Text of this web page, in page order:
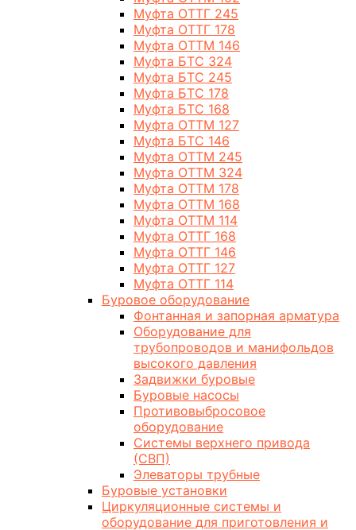
Муфта ОТТГ 245
Муфта ОТТГ 178
Муфта ОТТМ 146
Муфта БТС 324
Муфта БТС 245
Муфта БТС 178
Муфта БТС 168
Муфта ОТТМ 127
Муфта БТС 146
Муфта ОТТМ 245
Муфта ОТТМ 324
Муфта ОТТМ 178
Муфта ОТТМ 168
Муфта ОТТМ 114
Муфта ОТТГ 168
Муфта ОТТГ 146
Муфта ОТТГ 127
Муфта ОТТГ 114
Буровое оборудование
Фонтанная и запорная арматура
Оборудование для
трубопроводов и манифольдов
высокого давления
Задвижки буровые
Буровые насосы
Противовыбросовое
оборудование
Системы верхнего привода
(СВП)
Элеваторы трубные
Буровые установки
Циркуляционные системы и
оборудование для приготовления и